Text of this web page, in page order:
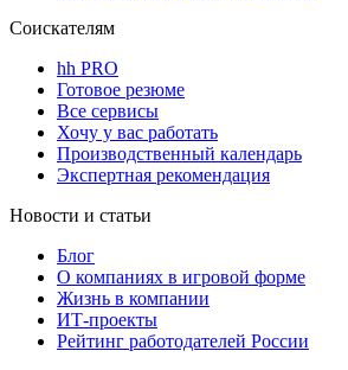
Соискателям
hh PRO
Готовое резюме
Все сервисы
Хочу у вас работать
Производственный календарь
Экспертная рекомендация
Новости и статьи
Блог
О компаниях в игровой форме
Жизнь в компании
ИТ-проекты
Рейтинг работодателей России